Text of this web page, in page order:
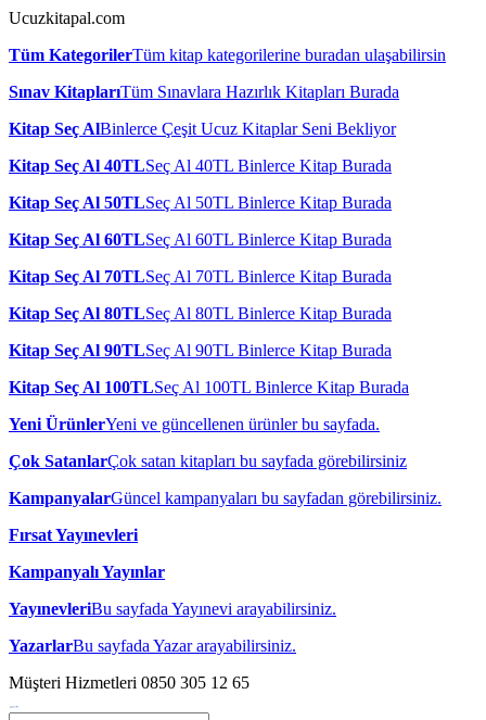
Ucuzkitapal.com
Tüm KategorilerTüm kitap kategorilerine buradan ulaşabilirsin
Sınav KitaplarıTüm Sınavlara Hazırlık Kitapları Burada
Kitap Seç AlBinlerce Çeşit Ucuz Kitaplar Seni Bekliyor
Kitap Seç Al 40TLSeç Al 40TL Binlerce Kitap Burada
Kitap Seç Al 50TLSeç Al 50TL Binlerce Kitap Burada
Kitap Seç Al 60TLSeç Al 60TL Binlerce Kitap Burada
Kitap Seç Al 70TLSeç Al 70TL Binlerce Kitap Burada
Kitap Seç Al 80TLSeç Al 80TL Binlerce Kitap Burada
Kitap Seç Al 90TLSeç Al 90TL Binlerce Kitap Burada
Kitap Seç Al 100TLSeç Al 100TL Binlerce Kitap Burada
Yeni ÜrünlerYeni ve güncellenen ürünler bu sayfada.
Çok SatanlarÇok satan kitapları bu sayfada görebilirsiniz
KampanyalarGüncel kampanyaları bu sayfadan görebilirsiniz.
Fırsat Yayınevleri
Kampanyalı Yayınlar
YayınevleriBu sayfada Yayınevi arayabilirsiniz.
YazarlarBu sayfada Yazar arayabilirsiniz.
Müşteri Hizmetleri 0850 305 12 65